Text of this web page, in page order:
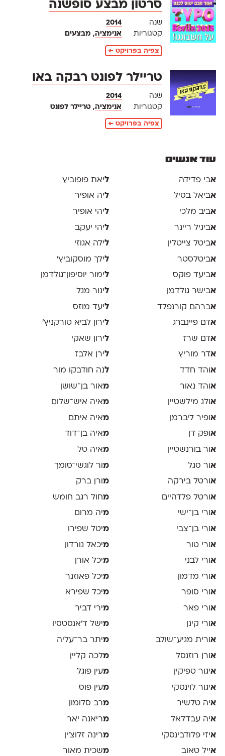
סרטון מבצע סופשנה
שנה
2014
קטגוריות
אנימציה, מבצעים
צפיה בפרויקט ←
טריילר לפונט רבקה באו
שנה
2014
קטגוריות
אנימציה, טריילר לפונט
צפיה בפרויקט ←
עוד אנשים
אבי פדידה
אביאל בסיל
אביב מלכי
אביגיל ריינר
אביטל צייטלין
אביטלסטר
אביעד פוקס
אבישר גולדמן
אברהם קורנפלד
אדם פיינברג
אדם שרז
אדר מוריץ
אוהד חדד
אוהד נאור
אולג מילשטיין
אופיר ליברמן
אופק דן
אור בורנשטיין
אור סגל
אורטל בירקה
אורטל פלדהיים
אורי בן־ישי
אורי בן־צבי
אורי טור
אורי לבני
אורי מדמון
אורי סופר
אורי פאר
אורי קינן
אורית מגיע־שולב
אורן רוזנסל
איגור טפיקין
איגור לוינסקי
איה טלשיר
איה עבדלאל
איזי פלודבינסקי
אייל טאוב
ליאת פופוביץ
ליה אופיר
ליהי אופיר
ליהי יעקב
לילה אגוזי
לילך מוסקוביץ'
לימור יוסיפון־גולדמן
לינור מגל
ליעד מוזס
לירון לביא טורקניץ׳
לירון שאקי
לירן אלבז
לנה חודבקו מור
מאור בן־שושן
מאיה איש־שלום
מאיה איתם
מאיה בן־דוד
מאיה טל
מור לוגשי־סומך
מ ורן ברק
מחול רגב חומש
מיה מרום
מיטל שפירו
מיכאל גורדון
מיכל אורן
מיכל פאוזנר
מיכל שפירא
מירי דביר
מישל ד׳אנסטסיו
מיתר בר־עליה
מלכה קליין
מעין פוגל
מעין פוס
מרב סלומון
מריאנה יאר
מרינה זלוצ׳ין
משכית מאור